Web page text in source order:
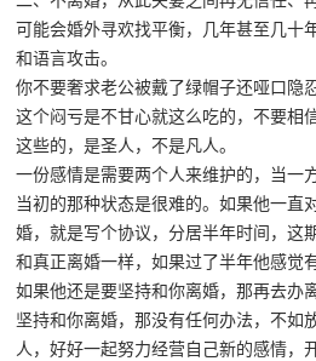
可能会婚外寻欢找平衡，几年甚至几十
和语言攻击。
你不要奢求老公被戴了绿帽子还哑口隐
这个闷亏是不甘心就这么吃的，不要相
这些的，是圣人，不是凡人。
一份感情是需要两个人来维护的，当一
当初的那种状态是很难的。如果他一直
婚，就是写个协议，分居半年时间，这
和真正离婚一样，如果过了半年他感觉
如果他还是要坚持和你离婚，那再去办
坚持和你离婚，那没有任何办法，不如
人，好好一起努力经营自己新的感情，